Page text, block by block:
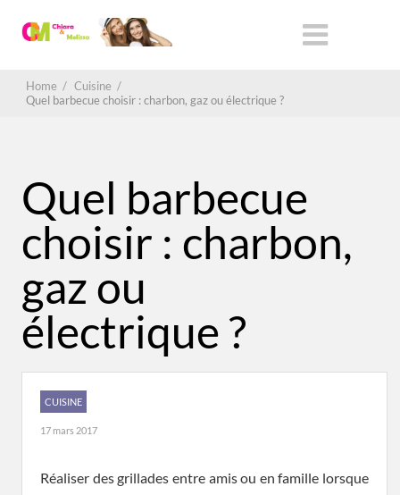
Home / Cuisine /
Quel barbecue choisir : charbon, gaz ou électrique ?
Quel barbecue
choisir : charbon,
gaz ou
électrique ?
CUISINE
17 mars 2017
Réaliser des grillades entre amis ou en famille lorsque